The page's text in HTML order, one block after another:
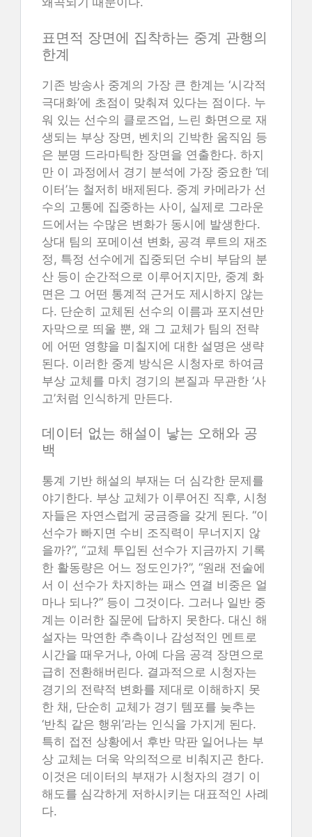
표면적 장면에 집착하는 중계 관행의
한계
기존 방송사 중계의 가장 큰 한계는 ‘시각적
극대화’에 초점이 맞춰져 있다는 점이다. 누
워 있는 선수의 클로즈업, 느린 화면으로 재
생되는 부상 장면, 벤치의 긴박한 움직임 등
은 분명 드라마틱한 장면을 연출한다. 하지
만 이 과정에서 경기 분석에 가장 중요한 ‘데
이터’는 철저히 배제된다. 중계 카메라가 선
수의 고통에 집중하는 사이, 실제로 그라운
드에서는 수많은 변화가 동시에 발생한다.
상대 팀의 포메이션 변화, 공격 루트의 재조
정, 특정 선수에게 집중되던 수비 부담의 분
산 등이 순간적으로 이루어지지만, 중계 화
면은 그 어떤 통계적 근거도 제시하지 않는
다. 단순히 교체된 선수의 이름과 포지션만
자막으로 띄울 뿐, 왜 그 교체가 팀의 전략
에 어떤 영향을 미칠지에 대한 설명은 생략
된다. 이러한 중계 방식은 시청자로 하여금
부상 교체를 마치 경기의 본질과 무관한 ‘사
고’처럼 인식하게 만든다.
데이터 없는 해설이 낳는 오해와 공
백
통계 기반 해설의 부재는 더 심각한 문제를
야기한다. 부상 교체가 이루어진 직후, 시청
자들은 자연스럽게 궁금증을 갖게 된다. “이
선수가 빠지면 수비 조직력이 무너지지 않
을까?”, “교체 투입된 선수가 지금까지 기록
한 활동량은 어느 정도인가?”, “원래 전술에
서 이 선수가 차지하는 패스 연결 비중은 얼
마나 되나?” 등이 그것이다. 그러나 일반 중
계는 이러한 질문에 답하지 못한다. 대신 해
설자는 막연한 추측이나 감성적인 멘트로
시간을 때우거나, 아예 다음 공격 장면으로
급히 전환해버린다. 결과적으로 시청자는
경기의 전략적 변화를 제대로 이해하지 못
한 채, 단순히 교체가 경기 템포를 늦추는
‘반칙 같은 행위’라는 인식을 가지게 된다.
특히 접전 상황에서 후반 막판 일어나는 부
상 교체는 더욱 악의적으로 비춰지곤 한다.
이것은 데이터의 부재가 시청자의 경기 이
해도를 심각하게 저하시키는 대표적인 사례
다.